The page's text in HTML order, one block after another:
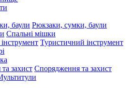
Рюкзаки, сумки, баули
Спальні мішки
Туристичний інструмент
Спорядження та захист